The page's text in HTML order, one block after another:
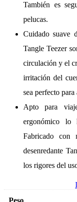
También es
pelucas.
Cuidado suave
Tangle Teezer
circulación y el
irritación del
sea perfecto
Apto para
ergonómico lo
Fabricado con
desenredante
los rigores del
Peso